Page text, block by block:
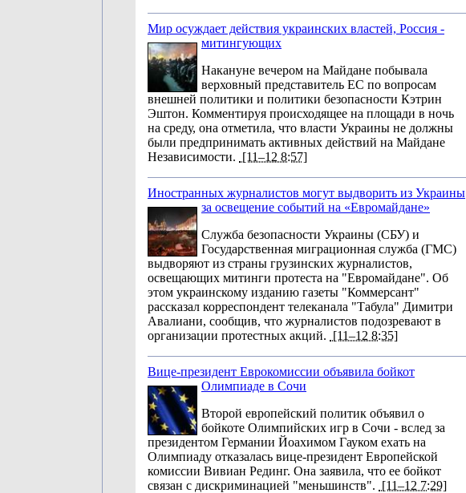
Мир осуждает действия украинских властей, Россия -
митингующих
Накануне вечером на Майдане побывала
верховный представитель ЕС по вопросам
внешней политики и политики безопасности Кэтрин
Эштон. Комментируя происходящее на площади в ночь
на среду, она отметила, что власти Украины не должны
были предпринимать активных действий на Майдане
Независимости. [11–12 8:57]
Иностранных журналистов могут выдворить из Украины
за освещение событий на «Евромайдане»
Служба безопасности Украины (СБУ) и
Государственная миграционная служба (ГМС)
выдворяют из страны грузинских журналистов,
освещающих митинги протеста на "Евромайдане". Об
этом украинскому изданию газеты "Коммерсант"
рассказал корреспондент телеканала "Табула" Димитри
Авалиани, сообщив, что журналистов подозревают в
организации протестных акций. [11–12 8:35]
Вице-президент Еврокомиссии объявила бойкот
Олимпиаде в Сочи
Второй европейский политик объявил о
бойкоте Олимпийских игр в Сочи - вслед за
президентом Германии Йоахимом Гауком ехать на
Олимпиаду отказалась вице-президент Европейской
комиссии Вивиан Рединг. Она заявила, что ее бойкот
связан с дискриминацией "меньшинств". [11–12 7:29]